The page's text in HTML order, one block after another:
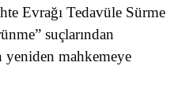
Evrağı Tedavüle Sürme
suçlarından
mahkemeye